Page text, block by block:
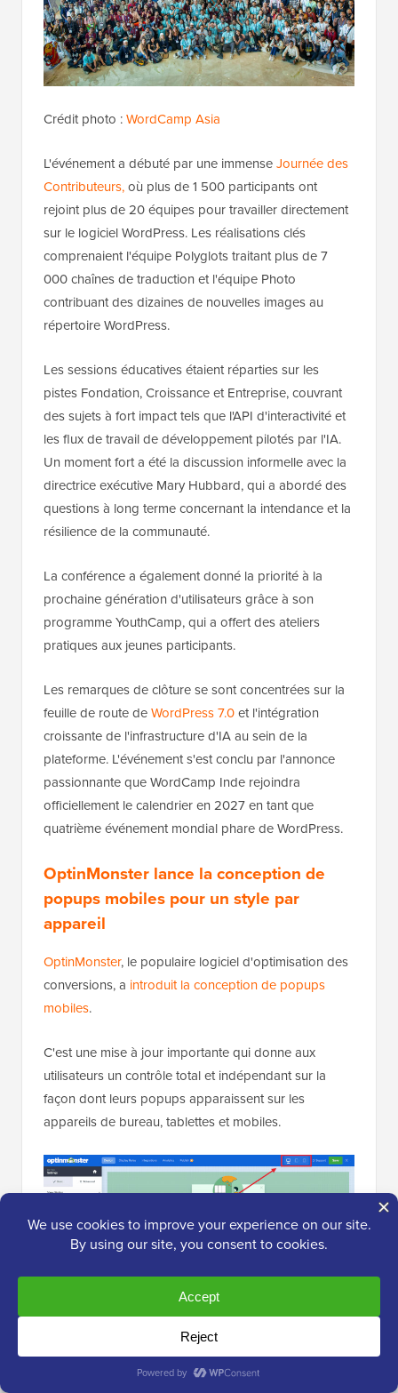
Crédit photo :WordCamp Asia
L'événement a débuté par une immenseJournée des
Contributeurs,où plus de 1 500 participants ont
rejoint plus de 20 équipes pour travailler directement
sur le logiciel WordPress. Les réalisations clés
comprenaient l'équipe Polyglots traitant plus de 7
000 chaînes de traduction et l'équipe Photo
contribuant des dizaines de nouvelles images au
répertoire WordPress.
Les sessions éducatives étaient réparties sur les
pistes Fondation, Croissance et Entreprise, couvrant
des sujets à fort impact tels que l'API d'interactivité et
les flux de travail de développement pilotés par l'IA.
Un moment fort a été la discussion informelle avec la
directrice exécutive Mary Hubbard, qui a abordé des
questions à long terme concernant la intendance et la
résilience de la communauté.
La conférence a également donné la priorité à la
prochaine génération d'utilisateurs grâce à son
programme YouthCamp, qui a offert des ateliers
pratiques aux jeunes participants.
Les remarques de clôture se sont concentrées sur la
feuille de route deWordPress 7.0et l'intégration
croissante de l'infrastructure d'IA au sein de la
plateforme. L'événement s'est conclu par l'annonce
passionnante que WordCamp Inde rejoindra
officiellement le calendrier en 2027 en tant que
quatrième événement mondial phare de WordPress.
OptinMonster lance la conception de
popups mobiles pour un style par
appareil
OptinMonster, le populaire logiciel d'optimisation des
conversions, a introduit la conception de popups
mobiles.
C'est une mise à jour importante qui donne aux
utilisateurs un contrôle total et indépendant sur la
façon dont leurs popups apparaissent sur les
appareils de bureau, tablettes et mobiles.
Auparavant, la création de mises en page spécifiques
à l'appareil nécessitait souvent des campagnes en